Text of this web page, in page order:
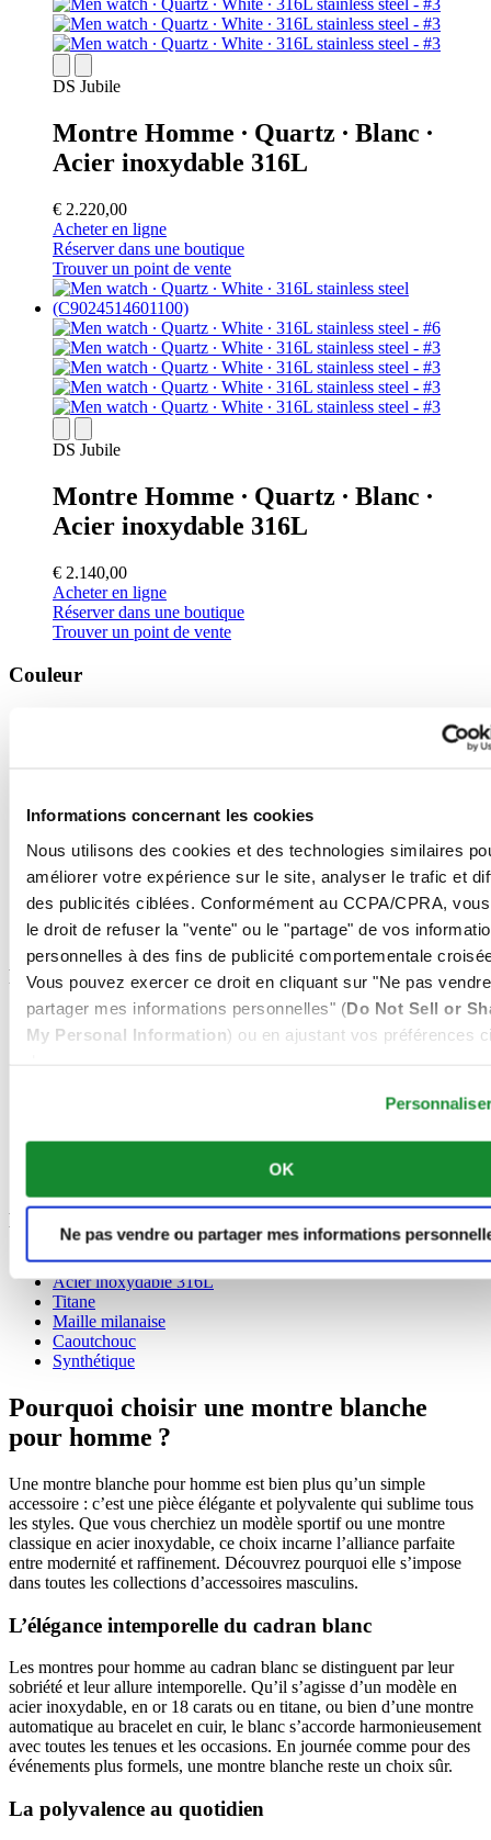
Informations concernant les cookies
Nous utilisons des cookies et des technologies similaires
améliorer votre expérience sur le site, analyser le trafic et
des publicités ciblées. Conformément au CCPA/CPRA,
le droit de refuser la "vente" ou le "partage" de vos
personnelles à des fins de publicité comportementale
Vous pouvez exercer ce droit en cliquant sur "Ne pas
partager mes informations personnelles" (Do Not Sell or
My Personal Information) ou en ajustant vos préférences
OK
Ne pas vendre ou partager mes informations
DS Jubile
Montre Homme ∙ Quartz ∙ Blanc ∙
Acier inoxydable 316L
€ 2.220,00
Acheter en ligne
Réserver dans une boutique
Trouver un point de vente
DS Jubile
Montre Homme ∙ Quartz ∙ Blanc ∙
Acier inoxydable 316L
€ 2.140,00
Acheter en ligne
Réserver dans une boutique
Trouver un point de vente
Couleur
Argent
Orange
Bleu clair
Gris
Carbone noir
Rouge
Fonction
3 aiguilles
Chronographe
Montre de plongée conforme à la norme ISO 6425:2018
Phase de lune
Matière
Cuir
Acier inoxydable 316L
Titane
Maille milanaise
Caoutchouc
Synthétique
Pourquoi choisir une montre blanche
pour homme ?
Une montre blanche pour homme est bien plus qu’un simple
accessoire : c’est une pièce élégante et polyvalente qui sublime tous
les styles. Que vous cherchiez un modèle sportif ou une montre
classique en acier inoxydable, ce choix incarne l’alliance parfaite
entre modernité et raffinement. Découvrez pourquoi elle s’impose
dans toutes les collections d’accessoires masculins.
L’élégance intemporelle du cadran blanc
Les montres pour homme au cadran blanc se distinguent par leur
sobriété et leur allure intemporelle. Qu’il s’agisse d’un modèle en
acier inoxydable, en or 18 carats ou en titane, ou bien d’une montre
automatique au bracelet en cuir, le blanc s’accorde harmonieusement
avec toutes les tenues et les occasions. En journée comme pour des
événements plus formels, une montre blanche reste un choix sûr.
La polyvalence au quotidien